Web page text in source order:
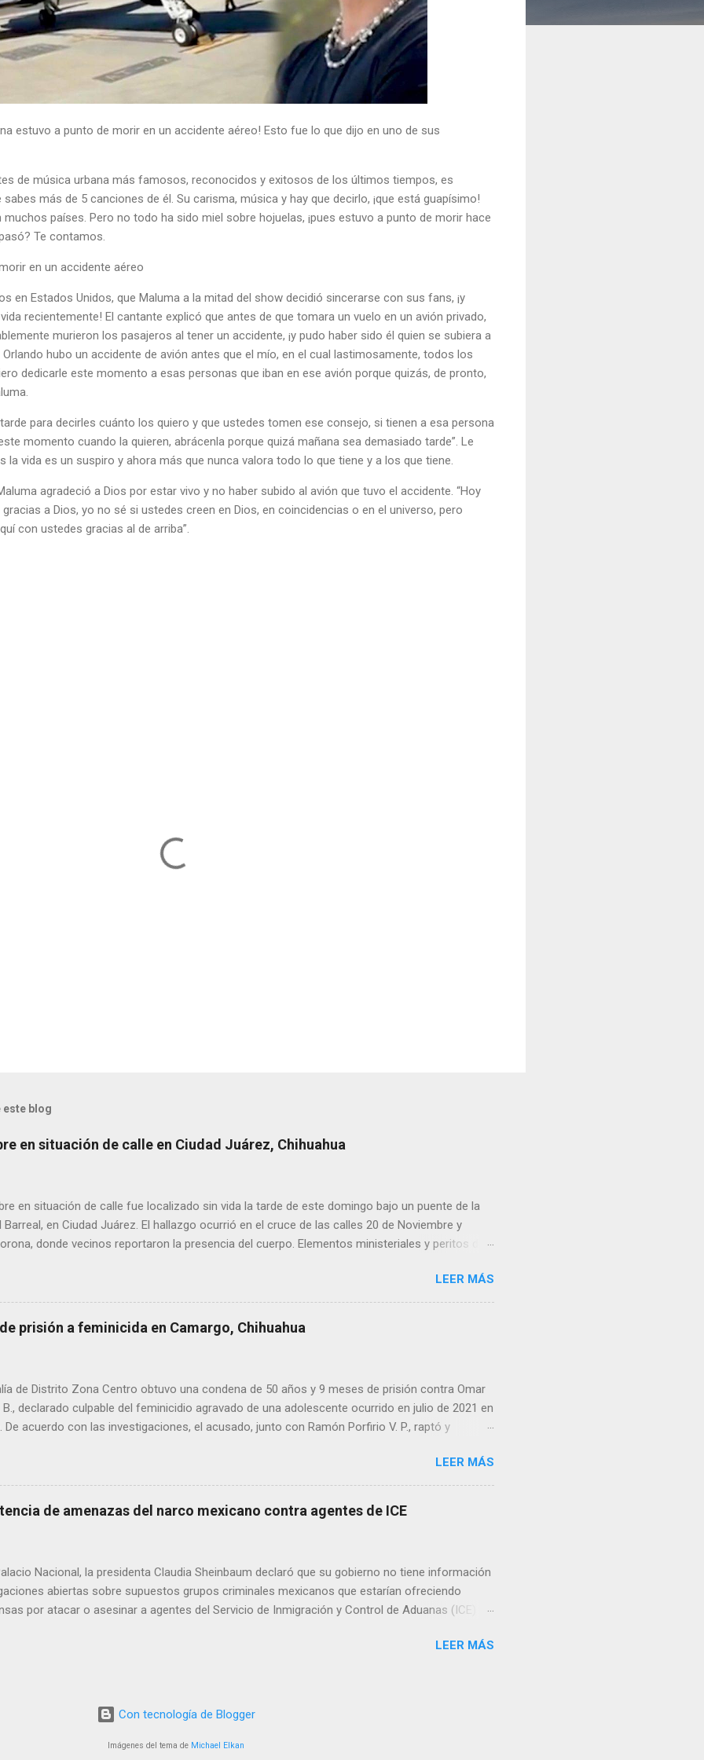
estuvo a punto de morir en un accidente aéreo! Esto fue lo que dijo en uno de sus
de música urbana más famosos, reconocidos y exitosos de los últimos tiempos, es
más de 5 canciones de él. Su carisma, música y hay que decirlo, ¡que está guapísimo!
países. Pero no todo ha sido miel sobre hojuelas, ¡pues estuvo a punto de morir hace
Te contamos.
en un accidente aéreo
en Estados Unidos, que Maluma a la mitad del show decidió sincerarse con sus fans, ¡y
recientemente! El cantante explicó que antes de que tomara un vuelo en un avión privado,
murieron los pasajeros al tener un accidente, ¡y pudo haber sido él quien se subiera a
Orlando hubo un accidente de avión antes que el mío, en el cual lastimosamente, todos los
dedicarle este momento a esas personas que iban en ese avión porque quizás, de pronto,
para decirles cuánto los quiero y que ustedes tomen ese consejo, si tienen a esa persona
momento cuando la quieren, abrácenla porque quizá mañana sea demasiado tarde”. Le
la vida es un suspiro y ahora más que nunca valora todo lo que tiene y a los que tiene.
agradeció a Dios por estar vivo y no haber subido al avión que tuvo el accidente. “Hoy
a Dios, yo no sé si ustedes creen en Dios, en coincidencias o en el universo, pero
con ustedes gracias al de arriba”.
este blog
en situación de calle en Ciudad Juárez, Chihuahua
en situación de calle fue localizado sin vida la tarde de este domingo bajo un puente de la
Barreal, en Ciudad Juárez. El hallazgo ocurrió en el cruce de las calles 20 de Noviembre y
donde vecinos reportaron la presencia del cuerpo. Elementos ministeriales y peritos de
que el hombre solía pernoctar en ese lugar, aunque desconocen su identidad.LEER MÁS
prisión a feminicida en Camargo, Chihuahua
de Distrito Zona Centro obtuvo una condena de 50 años y 9 meses de prisión contra Omar
B., declarado culpable del feminicidio agravado de una adolescente ocurrido en julio de 2021 en
De acuerdo con las investigaciones, el acusado, junto con Ramón Porfirio V. P., raptó y
Contec. El Tribunal de Enjuiciamiento del Distrito Judicial Camargo ordenó que la pena se
el Centro de Reinserción Social Estatal número 1 de Aquiles Serdán, además de imponer el
mil 500 pesos por reparación del daño y una multa de 58 mil pesos. Cabe recordar que en
año, Ramón Porfirio V. P. recibió una sentencia de 45 años de prisión por su participación
LEER MÁS
de amenazas del narco mexicano contra agentes de ICE
Nacional, la presidenta Claudia Sheinbaum declaró que su gobierno no tiene información
abiertas sobre supuestos grupos criminales mexicanos que estarían ofreciendo
por atacar o asesinar a agentes del Servicio de Inmigración y Control de Aduanas (ICE) de
que alertó sobre estas amenazas. Sheinbaum afirmó que ni ella ni el secretario
que México está a la espera de un informe formal para poder actuar en consecuencia.
LEER MÁS
Con tecnología de Blogger
Imágenes del tema de Michael Elkan